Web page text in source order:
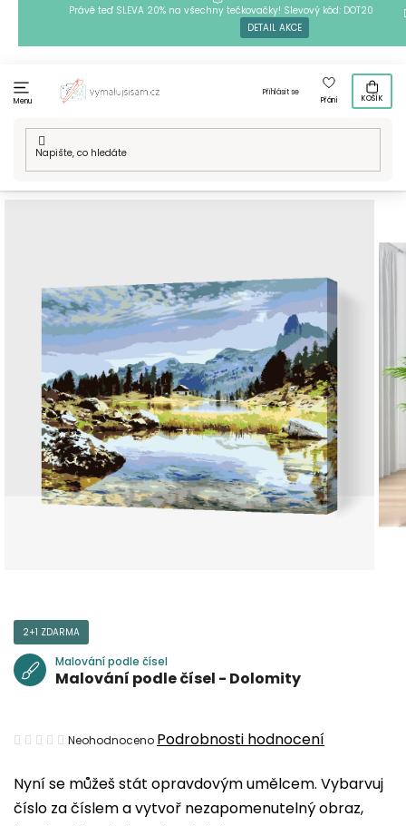
Právě teď SLEVA 20% na všechny tečkovačky! Slevový kód: DOT20
DETAIL AKCE
Menu
Přihlásit se
Přání
KOŠÍK
Domů
Techniky / Malování podle čísel
- Dolomity
Nyní se můžeš stát opravdovým umělcem. Vybarvuj
číslo za číslem a vytvoř nezapomenutelný obraz,
2+1 ZDARMA
Malování podle čísel
Malování podle čísel - Dolomity
Průměrné
produktu
je
Neohodnoceno Podrobnosti hodnocení